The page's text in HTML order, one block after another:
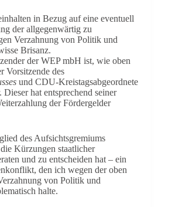
in Bezug auf eine eventuell
der allgegenwärtig zu
Verzahnung von Politik und
Brisanz.
der WEP mbH ist, wie oben
Vorsitzende des
und CDU-Kreistagsabgeordnete
hat entsprechend seiner
der Fördergelder
des Aufsichtsgremiums
Kürzungen staatlicher
und zu entscheiden hat – ein
den ich wegen der oben
von Politik und
halte.